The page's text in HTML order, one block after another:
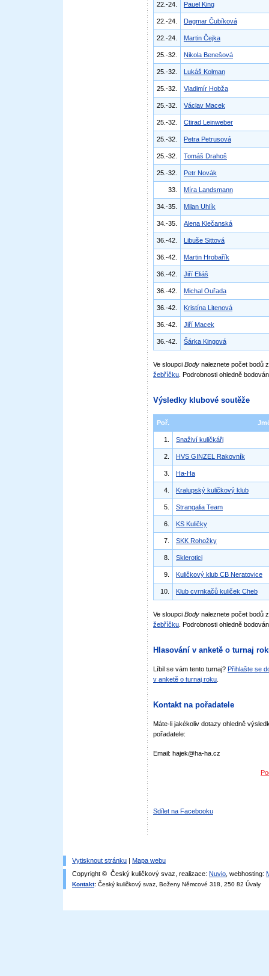
22.-24. Pauel King
22.-24. Dagmar Čubíková
22.-24. Martin Čejka
25.-32. Nikola Benešová
25.-32. Lukáš Kolman
25.-32. Vladimír Hobža
25.-32. Václav Macek
25.-32. Ctirad Leinweber
25.-32. Petra Petrusová
25.-32. Tomáš Drahoš
25.-32. Petr Novák
33. Míra Landsmann
34.-35. Milan Uhlík
34.-35. Alena Klečanská
36.-42. Libuše Sittová
36.-42. Martin Hrobařík
36.-42. Jiří Eliáš
36.-42. Michal Ouřada
36.-42. Kristína Litenová
36.-42. Jiří Macek
36.-42. Šárka Kingová
Ve sloupci Body naleznete počet bodů
žebříčku . Podrobnosti ohledně
Výsledky klubové soutěže
Poř.
1. Snaživí kuličkáři
2. HVS GINZEL Rakovník
3. Ha-Ha
4. Kralupský kuličkový klub
5. Strangalia Team
6. KS Kuličky
7. SKK Rohožky
8. Sklerotici
9. Kuličkový klub CB Neratovice
10. Klub cvrnkačů kuliček Cheb
Ve sloupci Body naleznete počet bodů
žebříčku . Podrobnosti ohledně
Hlasování v anketě o turnaj
Líbil se vám tento turnaj? Přihlašte se
v anketě o turnaj roku
Kontakt na pořadatele
Máte-li jakékoliv dotazy ohledně
pořadatele:
Email: hajek@ha-ha.cz
Sdílet na Facebooku
Vytisknout stránku | Mapa webu
Copyright © Český kuličkový svaz, realizace: Nuvio , webhosting:
Kontakt: Český kuličkový svaz, Boženy Němcové 318, 250 82 Úvaly